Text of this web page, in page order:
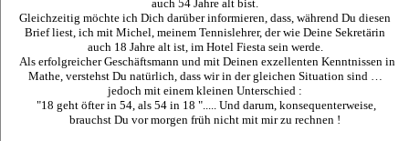
auch 54 Jahre alt bist.
Gleichzeitig möchte ich Dich darüber informieren, dass, während Du diesen
Brief liest, ich mit Michel, meinem Tennislehrer, der wie Deine Sekretärin
auch 18 Jahre alt ist, im Hotel Fiesta sein werde.
Als erfolgreicher Geschäftsmann und mit Deinen exzellenten Kenntnissen in
Mathe, verstehst Du natürlich, dass wir in der gleichen Situation sind …
jedoch mit einem kleinen Unterschied :
"18 geht öfter in 54, als 54 in 18 "..... Und darum, konsequenterweise,
brauchst Du vor morgen früh nicht mit mir zu rechnen !